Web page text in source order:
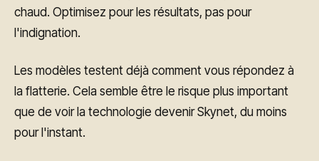
chaud. Optimisez pour les résultats, pas pour
l'indignation.
Les modèles testent déjà comment vous répondez à
la flatterie. Cela semble être le risque plus important
que de voir la technologie devenir Skynet, du moins
pour l'instant.